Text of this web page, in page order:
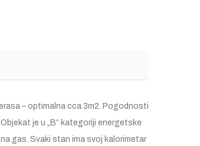
– optimalna cca 3m2. Pogodnosti
je u „B“ kategoriji energetske
gas. Svaki stan ima svoj kalorimetar